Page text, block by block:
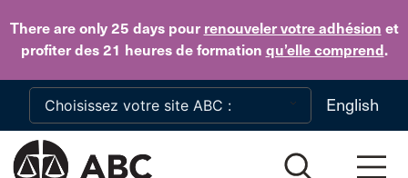
There are only 25 dayspour renouveler votre adhésion et
profiter des 21 heures de formation qu’elle comprend.
Skip to main content
English